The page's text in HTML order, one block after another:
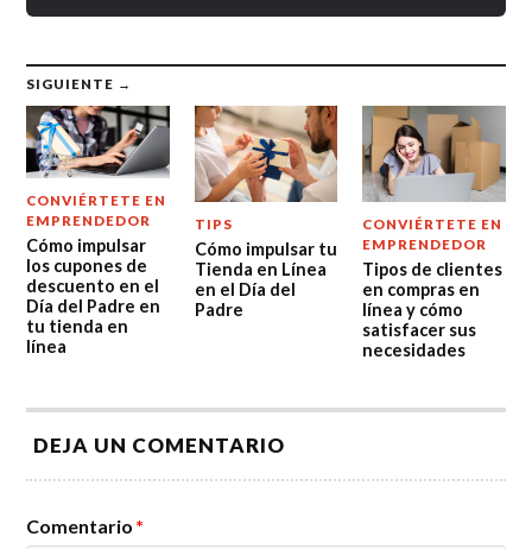
SIGUIENTE →
CONVIÉRTETE EN
EMPRENDEDOR
Cómo impulsar
los cupones de
descuento en el
Día del Padre en
tu tienda en
línea
TIPS
Cómo impulsar tu
Tienda en Línea
en el Día del
Padre
CONVIÉRTETE EN
EMPRENDEDOR
Tipos de clientes
en compras en
línea y cómo
satisfacer sus
necesidades
DEJA UN COMENTARIO
Comentario *